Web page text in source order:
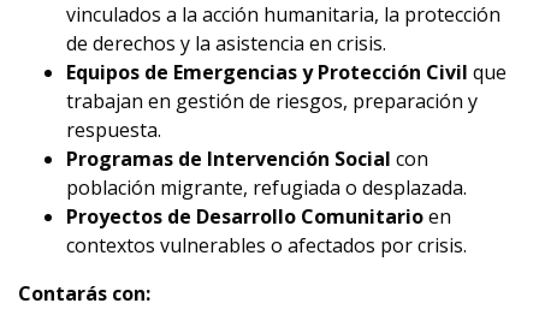
vinculados a la acción humanitaria, la protección
de derechos y la asistencia en crisis.
Equipos de Emergencias y Protección Civil que
trabajan en gestión de riesgos, preparación y
respuesta.
Programas de Intervención Social con
población migrante, refugiada o desplazada.
Proyectos de Desarrollo Comunitarioen
contextos vulnerables o afectados por crisis.
Contarás con: